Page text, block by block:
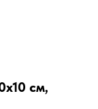
см,